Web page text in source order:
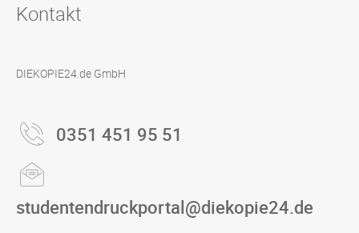
Kontakt
DIEKOPIE24.de GmbH
0351 451 95 51
studentendruckportal@diekopie24.de